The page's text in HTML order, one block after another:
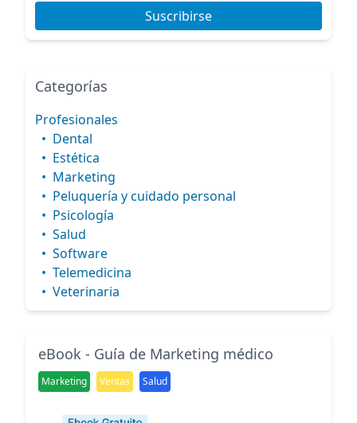
Suscribirse
Categorías
Profesionales
• Dental
• Estética
• Marketing
• Peluquería y cuidado personal
• Psicología
• Salud
• Software
• Telemedicina
• Veterinaria
eBook - Guía de Marketing médico
Marketing Ventas Salud